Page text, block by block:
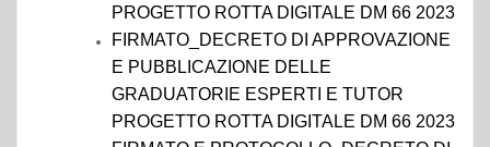
PROGETTO ROTTA DIGITALE DM 66 2023
FIRMATO_DECRETO DI APPROVAZIONE
E PUBBLICAZIONE DELLE
GRADUATORIE ESPERTI E TUTOR
PROGETTO ROTTA DIGITALE DM 66 2023